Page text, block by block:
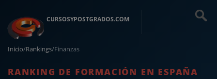
CURSOSYPOSTGRADOS.COM
Inicio/Rankings/Finanzas
RANKING DE FORMACIÓN EN ESPAÑA